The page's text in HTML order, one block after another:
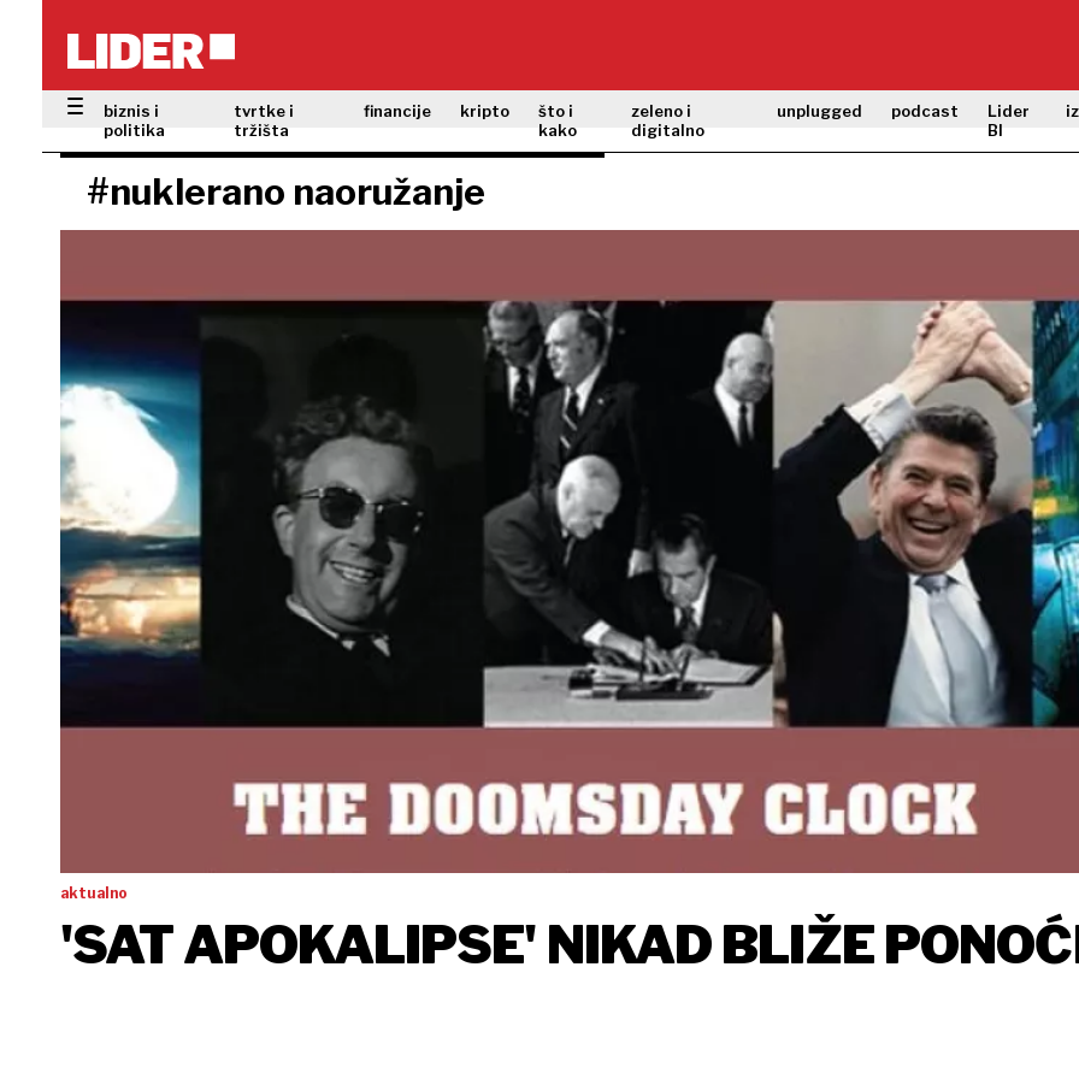
biznis i
politika
tvrtke i
tržišta
financije kripto
što i
kako
zeleno i
digitalno
unplugged podcast
Lider
BI
#nuklerano naoružanje
aktualno
'SAT APOKALIPSE' NIKAD BLIŽE